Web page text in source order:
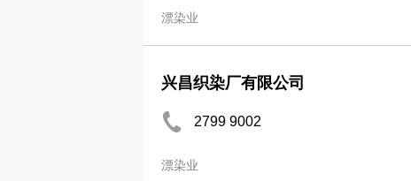
漂染业
兴昌织染厂有限公司
2799 9002
漂染业